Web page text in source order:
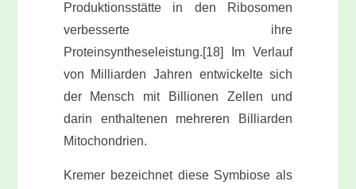
Produktionsstätte in den Ribosomen
verbesserte ihre
Proteinsyntheseleistung.[18] Im Verlauf
von Milliarden Jahren entwickelte sich
der Mensch mit Billionen Zellen und
darin enthaltenen mehreren Billiarden
Mitochondrien.
Kremer bezeichnet diese Symbiose als